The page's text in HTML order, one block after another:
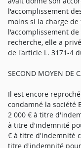
l'accomplissement
moins si la charge
l'accomplissement
recherche, elle a
de l'article L. 3171-4
SECOND MOYEN DE
Il est encore
condamné la société
2 000 € à titre
à titre d'indemnité
€ à titre d'indemnité
titre d'indemnité